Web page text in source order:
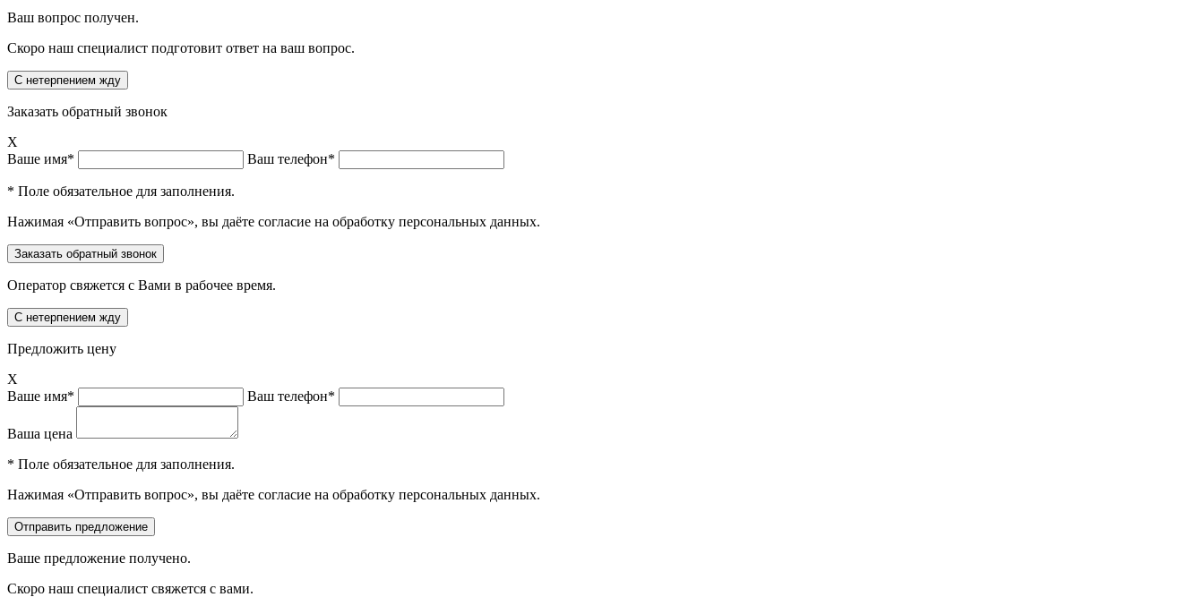
Ваш вопрос получен.
Скоро наш специалист подготовит ответ на ваш вопрос.
Заказать обратный звонок
X
Ваше имя*
Ваш телефон*
* Поле обязательное для заполнения.
Нажимая «Отправить вопрос», вы даёте согласие на обработку персональных данных.
Оператор свяжется с Вами в рабочее время.
Предложить цену
X
Ваше имя*
Ваш телефон*
Ваша цена
* Поле обязательное для заполнения.
Нажимая «Отправить вопрос», вы даёте согласие на обработку персональных данных.
Ваше предложение получено.
Скоро наш специалист свяжется с вами.